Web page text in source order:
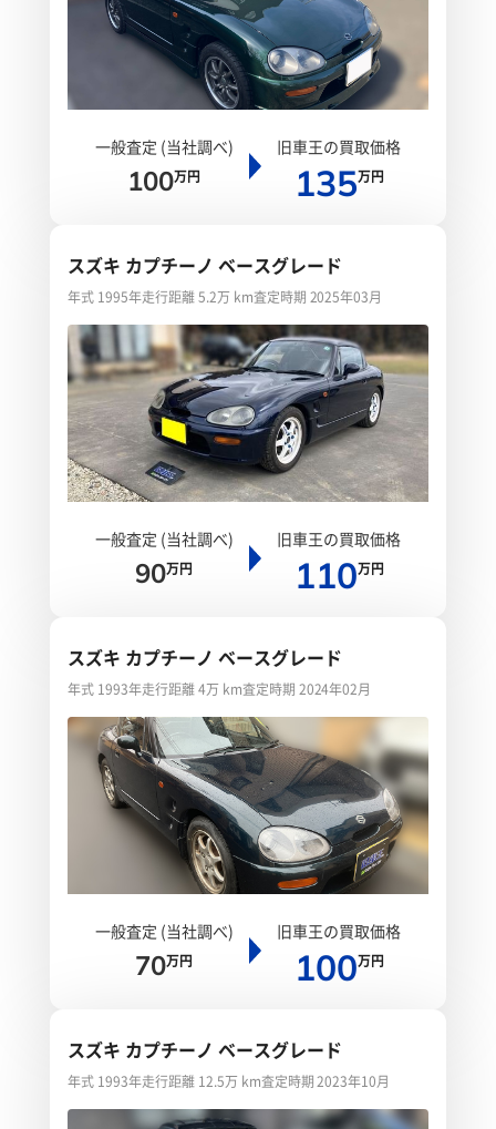
一般査定 (当社調べ)
100万円
旧車王の買取価格
135万円
スズキ カプチーノ ベースグレード
年式 1995年走行距離 5.2万 km査定時期 2025年03月
一般査定 (当社調べ)
90万円
旧車王の買取価格
110万円
スズキ カプチーノ ベースグレード
年式 1993年走行距離 4万 km査定時期 2024年02月
一般査定 (当社調べ)
70万円
旧車王の買取価格
100万円
スズキ カプチーノ ベースグレード
年式 1993年走行距離 12.5万 km査定時期 2023年10月